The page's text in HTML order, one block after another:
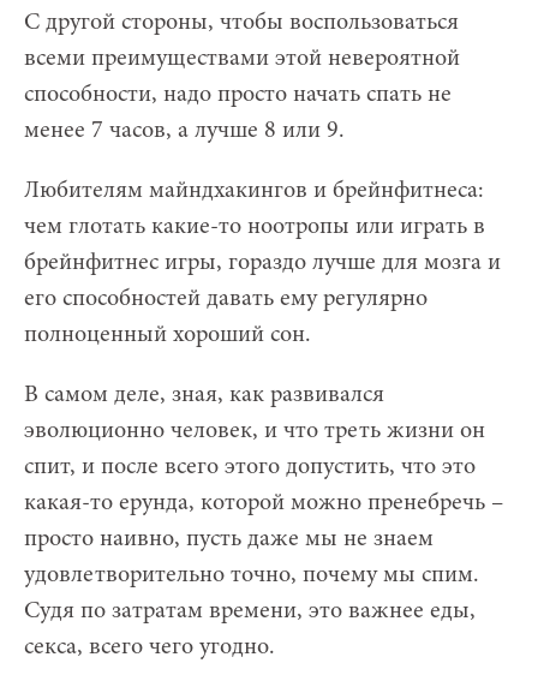
С другой стороны, чтобы воспользоваться
всеми преимуществами этой невероятной
способности, надо просто начать спать не
менее 7 часов, а лучше 8 или 9.
Любителям майндхакингов и брейнфитнеса:
чем глотать какие-то ноотропы или играть в
брейнфитнес игры, гораздо лучше для мозга и
его способностей давать ему регулярно
полноценный хороший сон.
В самом деле, зная, как развивался
эволюционно человек, и что треть жизни он
спит, и после всего этого допустить, что это
какая-то ерунда, которой можно пренебречь –
просто наивно, пусть даже мы не знаем
удовлетворительно точно, почему мы спим.
Судя по затратам времени, это важнее еды,
секса, всего чего угодно.